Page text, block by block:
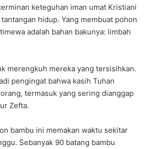
keteguhan iman umat Kristiani
hidup. Yang membuat pohon
adalah bahan bakunya: limbah
merengkuh mereka yang tersisihkan.
pengingat bahwa kasih Tuhan
termasuk yang sering dianggap
Zefta.
bambu ini memakan waktu sekitar
Sebanyak 90 batang bambu